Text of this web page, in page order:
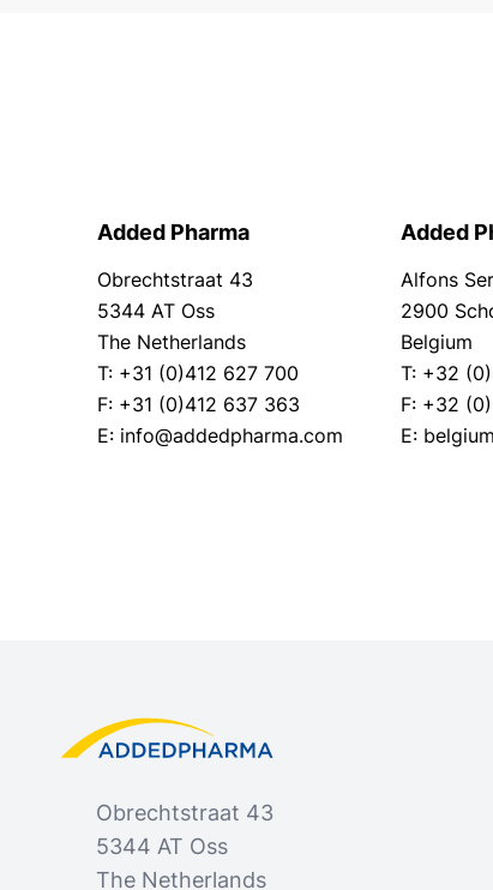
Added Pharma Added
Obrechtstraat 43
Alfons
5344 AT Oss
2900
The Netherlands
Belgium
T: +31 (0)412 627 700
T: +32
F: +31 (0)412 637 363
F: +32
E: info@addedpharma.com
E:
Added Pharma
Obrechtstraat 43
5344 AT Oss
The Netherlands